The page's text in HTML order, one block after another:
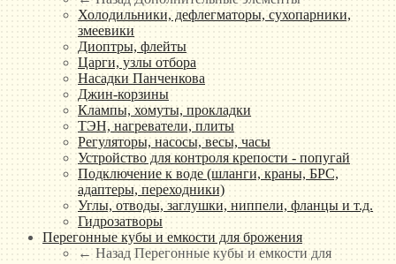
Холодильники, дефлегматоры, сухопарники,
змеевики
Диоптры, флейты
Царги, узлы отбора
Насадки Панченкова
Джин-корзины
Клампы, хомуты, прокладки
ТЭН, нагреватели, плиты
Регуляторы, насосы, весы, часы
Устройство для контроля крепости - попугай
Подключение к воде (шланги, краны, БРС,
адаптеры, переходники)
Углы, отводы, заглушки, ниппели, фланцы и т.д.
Гидрозатворы
Перегонные кубы и емкости для брожения
← Назад Перегонные кубы и емкости для